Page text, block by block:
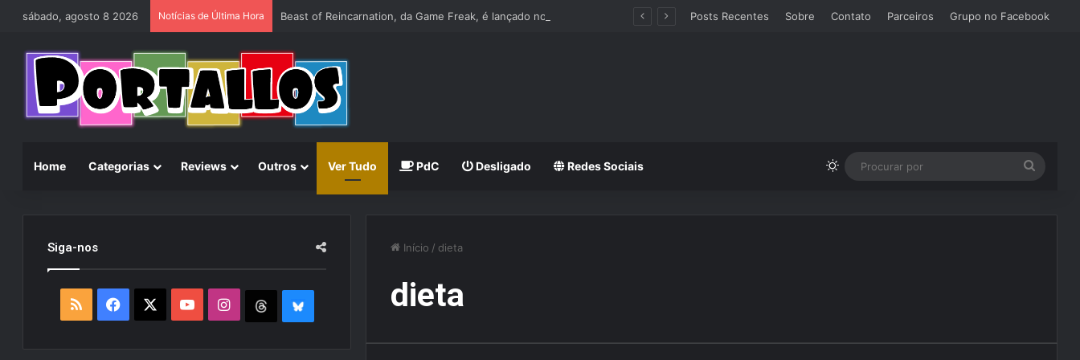
sábado, agosto 8 2026 Notícias de Última Hora Posts Recentes Sobre Contato Parceiros Grupo no Facebook
Home Categorias Reviews Outros Ver Tudo PdC Desligado Redes Sociais Switch skin
Início / dieta
dieta
Siga-nos
R
F
Y
I